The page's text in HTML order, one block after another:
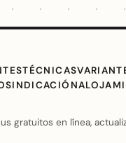
TÉCNICAS
SINDICACIÓN
gratuitos en línea,